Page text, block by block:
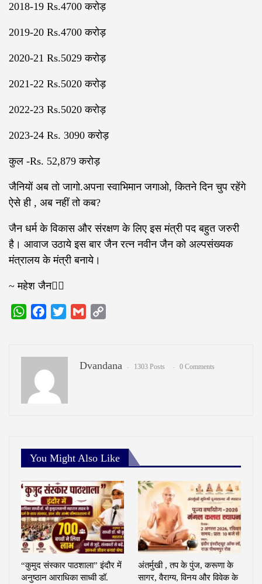
2018-19 Rs.4700 करोड़
2019-20 Rs.4700 करोड़
2020-21 Rs.5029 करोड़
2021-22 Rs.5020 करोड़
2022-23 Rs.5020 करोड़
2023-24 Rs. 3090 करोड़
कुल -Rs. 52,879 करोड़
जैनियों अब तो जागो.अपना स्वाभिमान जगाओ, कितने दिन चुप रहेंगे
ऐसे ही , अब नहीं तो कब?
जैन धर्म के विकास और संरक्षण के लिए इस मंत्री पद बहुत जरुरी
है। आवाज उठाये इस बार जैन रत्न नवीन जैन को अल्पसंख्यक
मंत्रालय के मंत्री बनाये।
~ महेश जैन✍🏻
WhatsAppFacebook
Twitter Gmail
Dvandana 1303 Posts 0 Comments
You Might Also Like
“कुमुद संस्कार पाठशाला” इंदौर में
अनुष्ठान आराधिका साध्वी डॉ.
अंतर्मुखी , तप के पुंज, करूणा के
सागर, वैराग्य, विनय और विवेक के